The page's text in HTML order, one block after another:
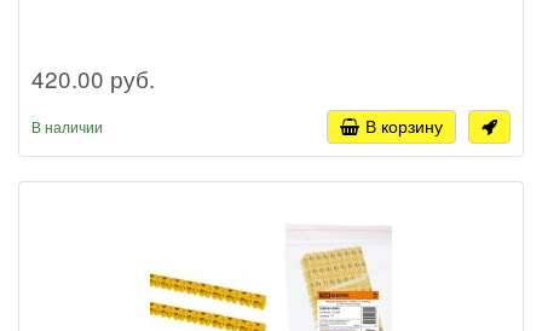
420.00 руб.
В наличии В корзину